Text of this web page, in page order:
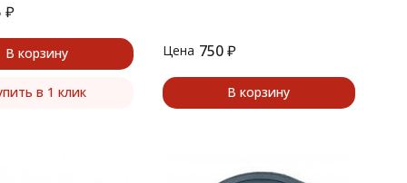
₽
В корзину
в 1 клик
Цена 750 ₽
В корзину